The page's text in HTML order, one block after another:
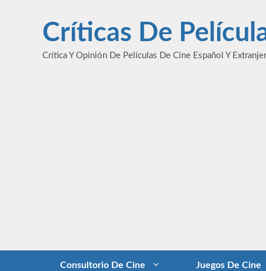
contenidoCríticas De
Crítica Y Opinión De Películas De Cine Español Y
Consultorio De Cine Juegos De Cine